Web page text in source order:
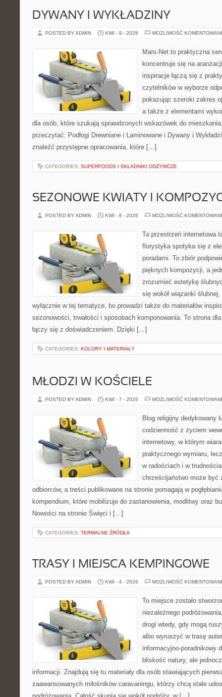
DYWANY I WYKŁADZINY
POSTED BY ADMIN KWI - 9 - 2026 MOŻLIWOŚĆ
Mars-Net to praktyczna
koncentruje się na
inspiracje łączą się z
czytelników w wyborze
pokazując szeroki zakres
a także z elementami
dla osób, które szukają sprawdzonych wskazówek do
przeczytać: Podłogi Drewniane i Laminowane i Dywany i
znaleźć przystępne opracowania, które […]
CATEGORIES: SUPERFOODS I SKŁADNIKI ODŻYWCZE
SEZONOWE KWIATY I
POSTED BY ADMIN KWI - 8 - 2026 MOŻLIWOŚĆ
Ta przestrzeń internetowa
florystyka spotyka się z
poradami. To zbiór
pięknych kompozycji, a
zrozumieć estetykę
się wokół wiązanki
wyłącznie w tej tematyce, bo prowadzi także do materiałów
sezonowości, trwałości i sposobach komponowania. To strona
łączy się z doświadczeniem. Dzięki […]
CATEGORIES: KOLORY I MATERIAŁY
MŁODZI W KOŚCIELE
POSTED BY ADMIN KWI - 7 - 2026 MOŻLIWOŚĆ
Blog religijny dedykowany
codzienność z życiem
internetowy, w którym
praktycznego wymiaru,
w radościach i w
chrześcijaństwo może być
odbiorców, a treści publikowane na stronie pomagają w
kompendium, które mobilizuje do zastanowienia, modlitwy oraz
Nowości na stronie Święci i […]
CATEGORIES: TERMALNE ŹRÓDŁA
TRASY I MIEJSCA KEMPINGOWE
POSTED BY ADMIN KWI - 4 - 2026 MOŻLIWOŚĆ
To miejsce zostało
niezależnego
drogi wtedy, gdy mogą
albo wyruszyć w trasę
informacyjno-poradnikowy
bliskość natury, ale
informacji. Znajdują się tu materiały dla osób stawiających
zaawansowanych miłośników caravaningu, którzy chcą stale